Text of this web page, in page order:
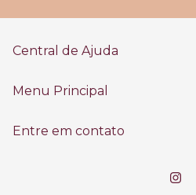
Central de Ajuda
Menu Principal
Entre em contato